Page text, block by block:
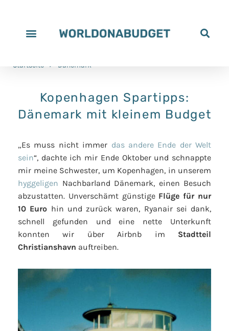
Startseite > Dänemark
Kopenhagen Spartipps:
Dänemark mit kleinem Budget
„Es muss nicht immer das andere Ende der Welt
sein“, dachte ich mir Ende Oktober und schnappte
mir meine Schwester, um Kopenhagen, in unserem
hyggeligen Nachbarland Dänemark, einen Besuch
abzustatten. Unverschämt günstige Flüge für nur
10 Euro hin und zurück waren, Ryanair sei dank,
schnell gefunden und eine nette Unterkunft
konnten wir über Airbnb im Stadtteil
Christianshavn auftreiben.